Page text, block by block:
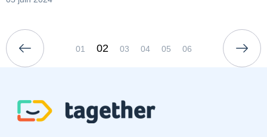
01 02 03 04 05 06